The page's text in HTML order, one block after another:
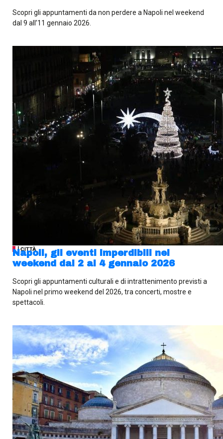
Scopri gli appuntamenti da non perdere a Napoli nel weekend
dal 9 all’11 gennaio 2026.
| CITTÀ
Napoli, gli eventi imperdibili nel
weekend dal 2 al 4 gennaio 2026
Scopri gli appuntamenti culturali e di intrattenimento previsti a
Napoli nel primo weekend del 2026, tra concerti, mostre e
spettacoli.